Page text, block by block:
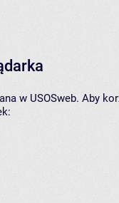
w USOSweb. Aby